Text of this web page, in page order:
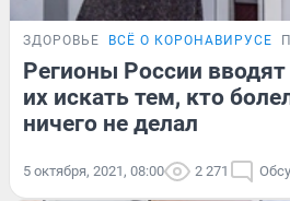
ЗДОРОВЬЕ ВСЁ О КОРОНАВИРУСЕ
Регионы России
их искать тем, кто
ничего не делал
5 октября, 2021, 08:00 2 271